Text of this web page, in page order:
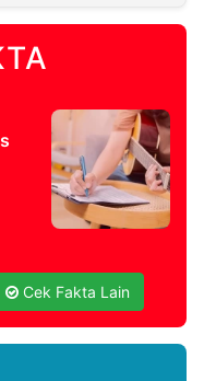
Cek Fakta Lain